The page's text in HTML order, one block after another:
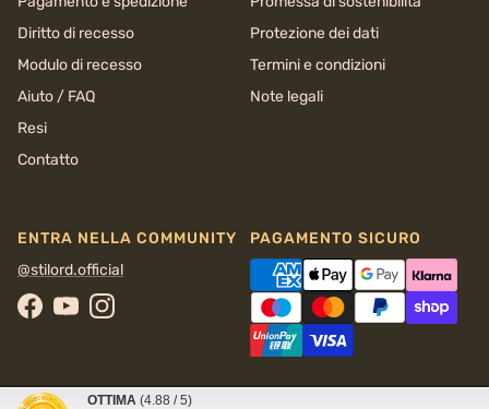
Diritto di recesso
Modulo di recesso
Aiuto / FAQ
Resi
Contatto
Protezione dei dati
Termini e condizioni
Note legali
ENTRA NELLA COMMUNITY
@stilord.official
Facebook
YouTubeInstagram
PAGAMENTO SICURO
OTTIMA (4.88 / 5)